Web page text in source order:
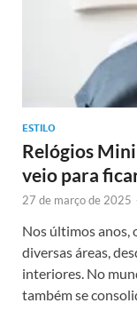
ESTILO
Relógios
veio para
27 de março de 2025
Nos últimos anos,
diversas áreas,
interiores. No
também se